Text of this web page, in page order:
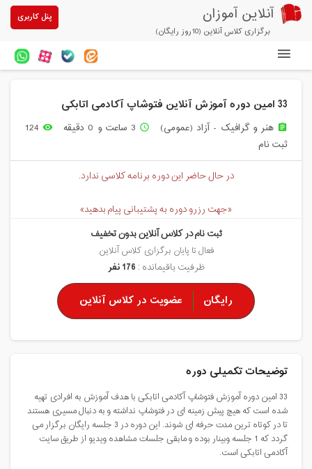
آنلاین آموزان
برگزاری کلاس آنلاین (10روز رایگان)
پنل کاربری
آزمون های آنلاین
درباره ما
33 امین دوره آموزش آنلاین فتوشاپ آکادمی اتابکی
assignment هنر و گرافیک - آزاد (عمومی) access_time 3 ساعت و 0 دقیقه remove_red_eye
124
ثبت نام
در حال حاضر این دوره برنامه کلاسی ندارد.
«جهت رزرو دوره به پشتیبانی پیام بدهید»
ثبت نام در کلاس آنلاین بدون تخفیف
فعال تا پایان برگزاری کلاس آنلاین
ظرفیت باقیمانده : 176 نفر
رایگان عضویت در کلاس آنلاین
توضیحات تکمیلی دوره
33 امین دوره آموزش فتوشاپ آکادمی اتابکی با هدف آموزش به افرادی تهیه
شده است که هیچ پیش زمینه ای در فتوشاپ نداشته و به دنبال مسیری هستند
تا در کوتاه ترین مدت حرفه ای شوند. این دوره در 3 جلسه رایگان برگزار می
گردد که 1 جلسه وبینار بوده و مابقی جلسات مشاهده ویدیو از طریق سایت
آکادمی اتابکی است.